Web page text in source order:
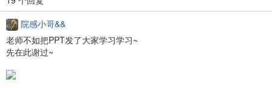
院感小哥&&
老师不如把PPT发了大家学习学习~
先在此谢过~